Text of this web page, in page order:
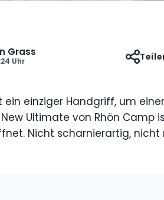
Grass
Uhr
einziger Handgriff, um
Ultimate von Rhön Camp
Nicht scharnierartig,